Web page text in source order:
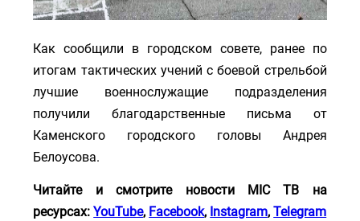
Как сообщили в городском совете, ранее по
итогам тактических учений с боевой стрельбой
лучшие военнослужащие подразделения
получили благодарственные письма от
Каменского городского головы Андрея
Белоусова.
Читайте и смотритеновости МІС ТВ на
ресурсах: YouTube, Facebook, Instagram, Telegram